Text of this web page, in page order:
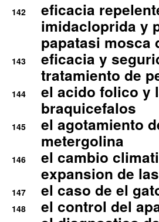
142
eficacia
imidacloprida y
papatasi mosca
143
eficacia y
tratamiento de
144
el acido folico y
braquicefalos
145
el agotamiento
metergolina
146
el cambio
expansion de
147 el caso de el
148 el control del